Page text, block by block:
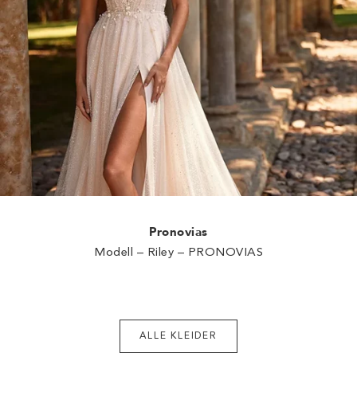
Pronovias
Modell – Riley – PRONOVIAS
ALLE KLEIDER